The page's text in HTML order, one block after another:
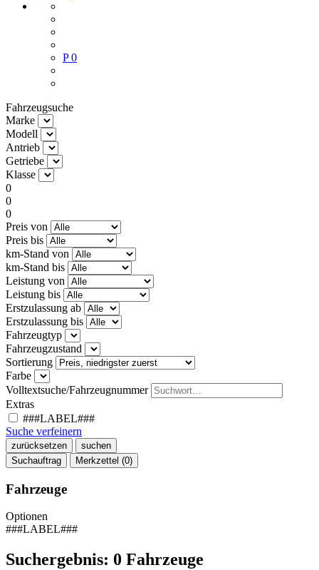
P 0
Fahrzeugsuche
Marke
Modell
Antrieb
Getriebe
Klasse
0
0
0
Preis von
Preis bis
km-Stand von
km-Stand bis
Leistung von
Leistung bis
Erstzulassung ab
Erstzulassung bis
Fahrzeugtyp
Fahrzeugzustand
Sortierung
Farbe
Volltextsuche/Fahrzeugnummer
Extras
###LABEL###
Suche verfeinern
zurücksetzen
suchen
Suchauftrag
Merkzettel (0)
Fahrzeuge
Optionen
###LABEL###
Suchergebnis: 0 Fahrzeuge